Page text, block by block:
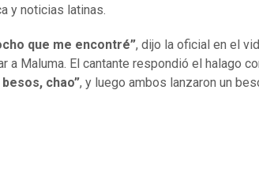
y noticias latinas.
que me encontré”, dijo la oficial en el
a Maluma. El cantante respondió el halago
chao”, y luego ambos lanzaron un